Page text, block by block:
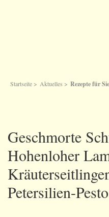
Startseite> Aktuelles > Rezepte für Sie
Geschmorte
Hohenloher
Petersilien-Pesto